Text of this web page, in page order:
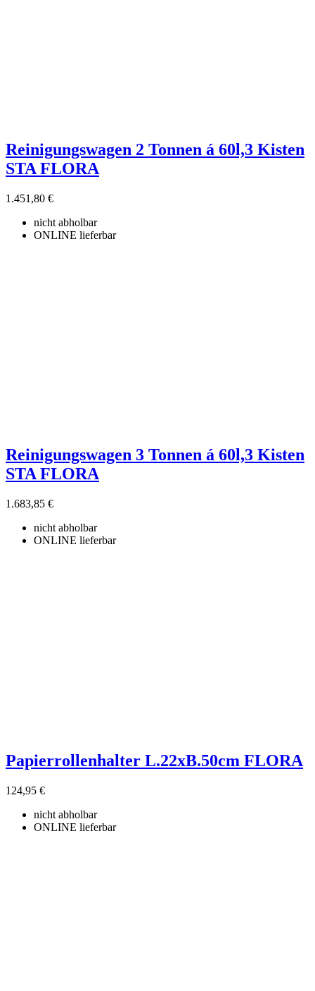
Reinigungswagen 2 Tonnen á 60l,3 Kisten
STA FLORA
1.451,80 €
nicht abholbar
ONLINE lieferbar
Reinigungswagen 3 Tonnen á 60l,3 Kisten
STA FLORA
1.683,85 €
nicht abholbar
ONLINE lieferbar
Papierrollenhalter L.22xB.50cm FLORA
124,95 €
nicht abholbar
ONLINE lieferbar